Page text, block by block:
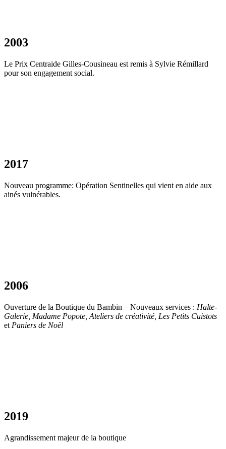
2003
Le Prix Centraide Gilles-Cousineau est remis à Sylvie Rémillard
pour son engagement social.
2017
Nouveau programme: Opération Sentinelles qui vient en aide aux
ainés vulnérables.
2006
Ouverture de la Boutique du Bambin – Nouveaux services : Halte-
Galerie, Madame Popote, Ateliers de créativité, Les Petits Cuistots
et Paniers de Noël
2019
Agrandissement majeur de la boutique